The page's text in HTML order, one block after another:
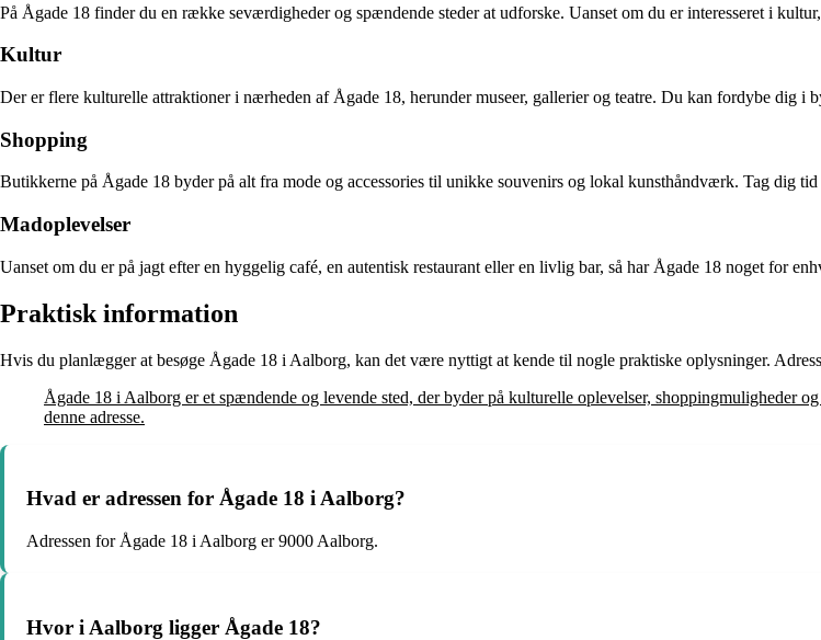
På Ågade 18 finder du en række seværdigheder og spændende steder at udforske. Uanset om du er interesseret i
Kultur
Der er flere kulturelle attraktioner i nærheden af Ågade 18, herunder museer, gallerier og teatre. Du kan fordybe dig i
Shopping
Butikkerne på Ågade 18 byder på alt fra mode og accessories til unikke souvenirs og lokal kunsthåndværk. Tag dig
Madoplevelser
Uanset om du er på jagt efter en hyggelig café, en autentisk restaurant eller en livlig bar, så har Ågade 18 noget for
Praktisk information
Hvis du planlægger at besøge Ågade 18 i Aalborg, kan det være nyttigt at kende til nogle praktiske oplysninger.
Ågade 18 i Aalborg er et spændende og levende sted, der byder på kulturelle oplevelser, shoppingmuligheder
denne adresse.
Hvad er adressen for Ågade 18 i Aalborg?
Adressen for Ågade 18 i Aalborg er 9000 Aalborg.
Hvor i Aalborg ligger Ågade 18?